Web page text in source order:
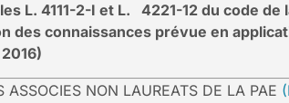
L. 4111-2-I et L. 4221-12 du code de
des connaissances prévue en
ASSOCIES NON LAUREATS DE LA PAE